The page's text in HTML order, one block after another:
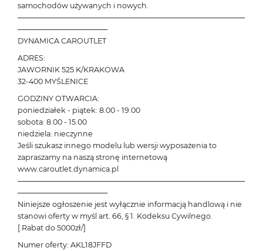
samochodów używanych i nowych.
───────────────────────────────────────────
─────────────────
DYNAMICA CAROUTLET
ADRES:
JAWORNIK 525 K/KRAKOWA
32-400 MYŚLENICE
GODZINY OTWARCIA:
poniedziałek - piątek: 8.00 - 19.00
sobota: 8.00 - 15.00
niedziela: nieczynne
Jeśli szukasz innego modelu lub wersji wyposażenia to
zapraszamy na naszą stronę internetową
www.caroutlet.dynamica.pl
───────────────────────────────────────────
─────────────────
Niniejsze ogłoszenie jest wyłącznie informacją handlową i nie
stanowi oferty w myśl art. 66, § 1. Kodeksu Cywilnego.
[.Rabat do 5000zł/]
Numer oferty: AKL18JFFD